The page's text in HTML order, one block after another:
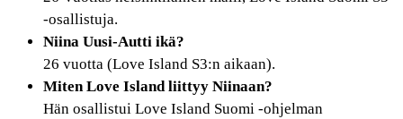
-osallistuja.
Niina Uusi-Autti ikä?
26 vuotta (Love Island S3:n aikaan).
Miten Love Island liittyy Niinaan?
Hän osallistui Love Island Suomi -ohjelman